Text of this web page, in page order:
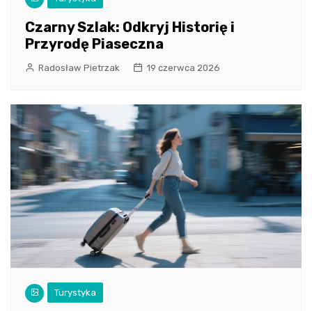
Czarny Szlak: Odkryj Historię i
Przyrodę Piaseczna
Radosław Pietrzak 19 czerwca 2026
Turystyka